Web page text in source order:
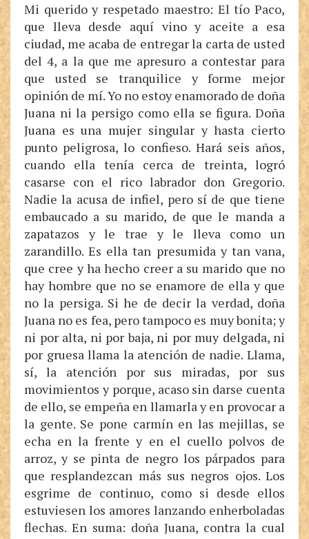
Mi querido y respetado maestro: El tío Paco,
que lleva desde aquí vino y aceite a esa
ciudad, me acaba de entregar la carta de usted
del 4, a la que me apresuro a contestar para
que usted se tranquilice y forme mejor
opinión de mí. Yo no estoy enamorado de doña
Juana ni la persigo como ella se figura. Doña
Juana es una mujer singular y hasta cierto
punto peligrosa, lo confieso. Hará seis años,
cuando ella tenía cerca de treinta, logró
casarse con el rico labrador don Gregorio.
Nadie la acusa de infiel, pero sí de que tiene
embaucado a su marido, de que le manda a
zapatazos y le trae y le lleva como un
zarandillo. Es ella tan presumida y tan vana,
que cree y ha hecho creer a su marido que no
hay hombre que no se enamore de ella y que
no la persiga. Si he de decir la verdad, doña
Juana no es fea, pero tampoco es muy bonita; y
ni por alta, ni por baja, ni por muy delgada, ni
por gruesa llama la atención de nadie. Llama,
sí, la atención por sus miradas, por sus
movimientos y porque, acaso sin darse cuenta
de ello, se empeña en llamarla y en provocar a
la gente. Se pone carmín en las mejillas, se
echa en la frente y en el cuello polvos de
arroz, y se pinta de negro los párpados para
que resplandezcan más sus negros ojos. Los
esgrime de continuo, como si desde ellos
estuviesen los amores lanzando enherboladas
flechas. En suma: doña Juana, contra la cual